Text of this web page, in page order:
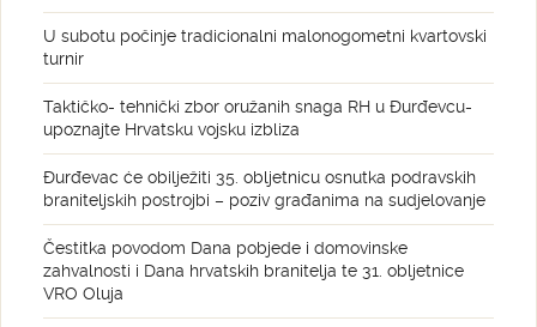
U subotu počinje tradicionalni malonogometni kvartovski
turnir
Taktičko- tehnički zbor oružanih snaga RH u Đurđevcu-
upoznajte Hrvatsku vojsku izbliza
Đurđevac će obilježiti 35. obljetnicu osnutka podravskih
braniteljskih postrojbi – poziv građanima na sudjelovanje
Čestitka povodom Dana pobjede i domovinske
zahvalnosti i Dana hrvatskih branitelja te 31. obljetnice
VRO Oluja